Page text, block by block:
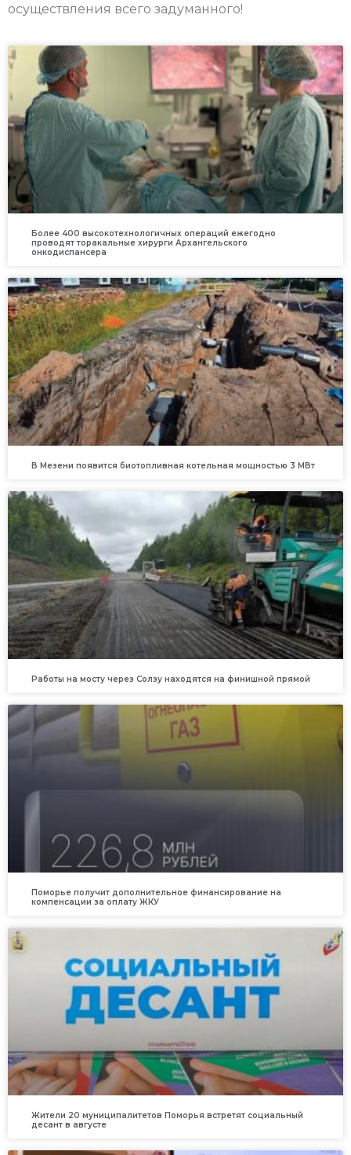
осуществления всего задуманного!
Более 400 высокотехнологичных операций ежегодно
проводят торакальные хирурги Архангельского
онкодиспансера
В Мезени появится биотопливная котельная мощностью 3 МВт
Работы на мосту через Солзу находятся на финишной прямой
Поморье получит дополнительное финансирование на
компенсации за оплату ЖКУ
Жители 20 муниципалитетов Поморья встретят социальный
десант в августе